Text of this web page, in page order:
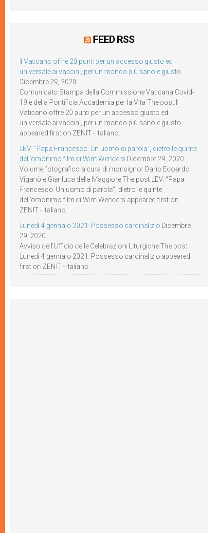
FEED RSS
Il Vaticano offre 20 punti per un accesso giusto ed
universale ai vaccini, per un mondo più sano e giusto
Dicembre 29, 2020
Comunicato Stampa della Commissione Vaticana Covid-
19 e della Pontificia Accademia per la Vita The post Il
Vaticano offre 20 punti per un accesso giusto ed
universale ai vaccini, per un mondo più sano e giusto
appeared first on ZENIT - Italiano.
LEV: “Papa Francesco. Un uomo di parola”, dietro le quinte
dell’omonimo film di Wim Wenders Dicembre 29, 2020
Volume fotografico a cura di monsignor Dario Edoardo
Viganò e Gianluca della Maggiore The post LEV: “Papa
Francesco. Un uomo di parola”, dietro le quinte
dell’omonimo film di Wim Wenders appeared first on
ZENIT - Italiano.
Lunedì 4 gennaio 2021: Possesso cardinalizio Dicembre
29, 2020
Avviso dell’Ufficio delle Celebrazioni Liturgiche The post
Lunedì 4 gennaio 2021: Possesso cardinalizio appeared
first on ZENIT - Italiano.